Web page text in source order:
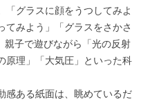
「グラスに顔をうつしてみよ
てみよう」「グラスをさかさ
親子で遊びながら「光の反射
原理」「大気圧」といった科
感ある紙面は、眺めているだ